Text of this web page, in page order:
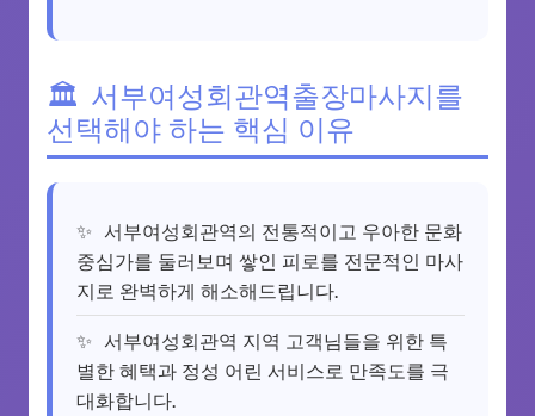
서부여성회관역출장마사지를
선택해야 하는 핵심 이유
서부여성회관역의 전통적이고 우아한 문화
중심가를 둘러보며 쌓인 피로를 전문적인 마사
지로 완벽하게 해소해드립니다.
서부여성회관역 지역 고객님들을 위한 특
별한 혜택과 정성 어린 서비스로 만족도를 극
대화합니다.